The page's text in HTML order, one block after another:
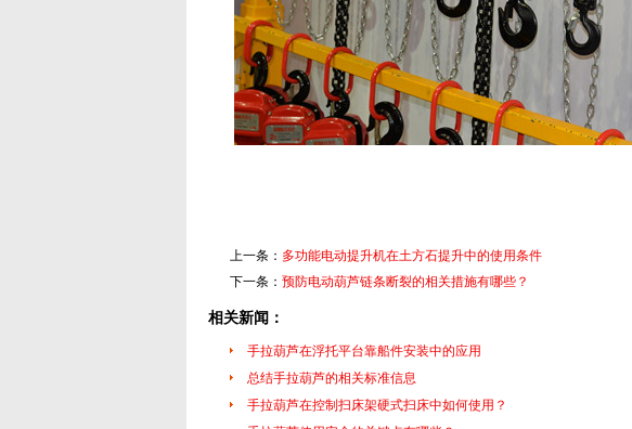
上一条： 多功能电动提升机在土方石提升中的使用条件
下一条： 预防电动葫芦链条断裂的相关措施有哪些？
相关新闻：
手拉葫芦在浮托平台靠船件安装中的应用
总结手拉葫芦的相关标准信息
手拉葫芦在控制扫床架硬式扫床中如何使用？